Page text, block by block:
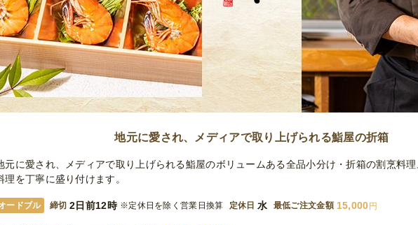
地元に愛され、メディアで取り上げられる鮨屋の折箱
元に愛され、メディアで取り上げられる鮨屋のボリュームある全品小分け・折箱の割烹料
理を丁寧に盛り付けます。
ードブル 締切 2日前12時 ※定休日を除く営業日換算 定休日 水 最低ご注文金額 15,000円